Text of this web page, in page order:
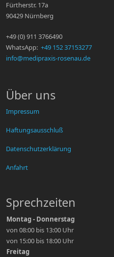
Fürtherstr. 17a
90429 Nürnberg
+49 (0) 911 3766490
WhatsApp: +49 152 37153277
info@medipraxis-rosenau.de
Über uns
Impressum
Haftungsausschluß
Datenschutzerklärung
Anfahrt
Sprechzeiten
Montag - Donnerstag
von 08:00 bis 13:00 Uhr
von 15:00 bis 18:00 Uhr
Freitag